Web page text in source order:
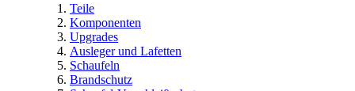
Teile
Komponenten
Upgrades
Ausleger und Lafetten
Schaufeln
Brandschutz